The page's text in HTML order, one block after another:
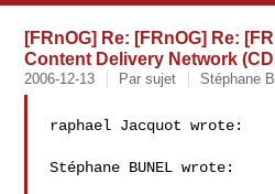
[FRnOG] Re: [FRnOG] Re:
Content Delivery Network
2006-12-13 Par sujet Stéphane
raphael Jacquot wrote:
Stéphane BUNEL wrote: